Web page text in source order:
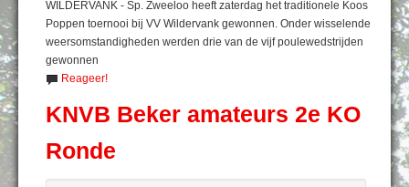
WILDERVANK - Sp. Zweeloo heeft zaterdag het traditionele Koos
Poppen toernooi bij VV Wildervank gewonnen. Onder wisselende
weersomstandigheden werden drie van de vijf poulewedstrijden
gewonnen
Reageer!
KNVB Beker amateurs 2e KO
Ronde